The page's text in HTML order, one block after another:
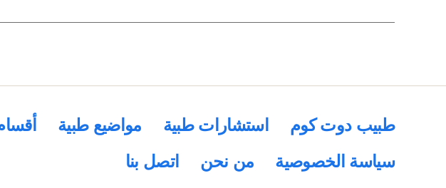
طبيب دوت كوم استشارات طبية مواضيع طبية
سياسة الخصوصية
من نحن اتصل بنا